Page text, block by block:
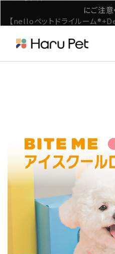
【nelloペットドライルーム
いただけなけ